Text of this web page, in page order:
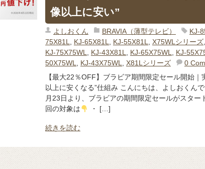
像以上に安い”
よしおくん BRAVIA（薄型テレビ） KJ-
75X81L, KJ-65X81L, KJ-55X81L, X75WLシリーズ,
KJ-75X75WL, KJ-43X81L, KJ-65X75WL, KJ-
50X75WL, KJ-43X75WL, X81Lシリーズ
0
【最大22％OFF】ブラビア期間限定セール開始｜
以上に安くなる”仕組み こんにちは、よしおくん
月23日より、ブラビアの期間限定セールがスター
回の対象は
・ […]
続きを読む